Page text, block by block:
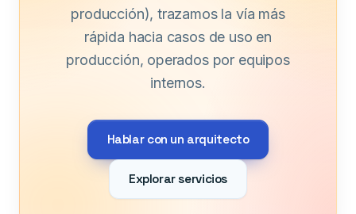
producción), trazamos la vía más
rápida hacia casos de uso en
producción, operados por equipos
internos.
Hablar con un arquitecto
Explorar servicios